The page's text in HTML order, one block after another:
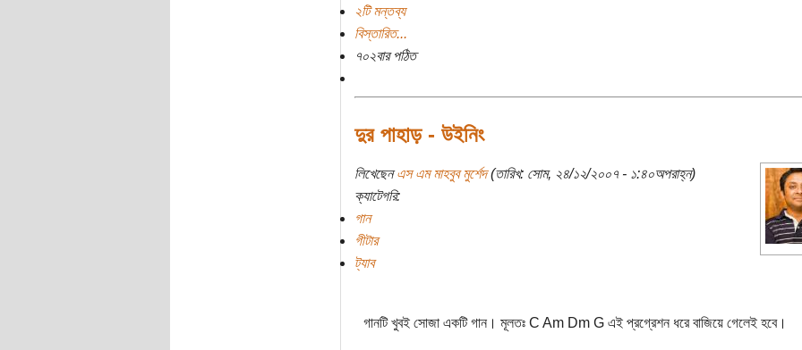
২টি মন্তব্য
বিস্তারিত...
৭০২বার পঠিত
দুর পাহাড় - উইনিং
লিখেছেনএস এম মাহবুব মুর্শেদ(তারিখ: সোম, ২৪/১২/২০০৭ - ১:৪০অপরাহ্ন)
ক্যাটেগরি:
গান
গীটার
ট্যাব
গানটি খুবই সোজা একটি গান। মূলতঃ C Am Dm G এই প্রগ্রেশন ধরে বাজিয়ে গেলেই হবে।